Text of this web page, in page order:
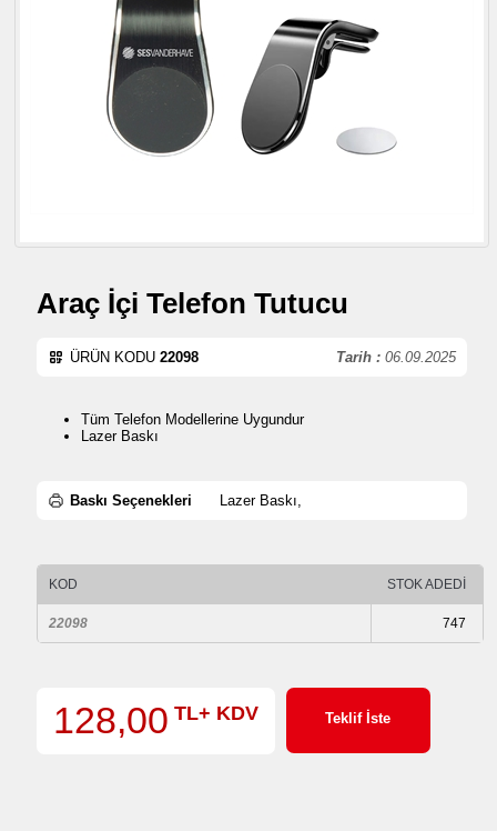
Araç İçi Telefon Tutucu
Tarih : 06.09.2025
ÜRÜN KODU 22098
Tüm Telefon Modellerine Uygundur
Lazer Baskı
Baskı Seçenekleri Lazer Baskı,
KOD STOK ADEDİ
22098 747
128,00 TL+ KDV Teklif İste